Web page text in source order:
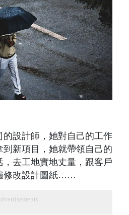
設計師，她對自己的工作
到新項目，她就帶領自己的
，去工地實地丈量，跟客戶
修改設計圖紙……